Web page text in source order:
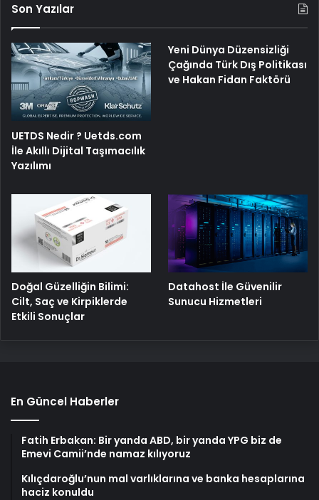
Son Yazılar
UETDS Nedir ? Uetds.com
İle Akıllı Dijital Taşımacılık
Yazılımı
Yeni Dünya Düzensizliği
Çağında Türk Dış Politikası
ve Hakan Fidan Faktörü
Doğal Güzelliğin Bilimi:
Cilt, Saç ve Kirpiklerde
Etkili Sonuçlar
Datahost İle Güvenilir
Sunucu Hizmetleri
En Güncel Haberler
Fatih Erbakan: Bir yanda ABD, bir yanda YPG biz de
Emevi Camii’nde namaz kılıyoruz
Kılıçdaroğlu’nun mal varlıklarına ve banka hesaplarına
haciz konuldu